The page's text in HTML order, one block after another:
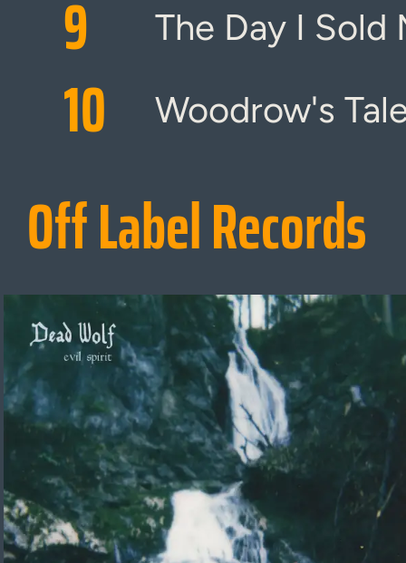
9 The Day I Sold
10 Woodrow's
Off Label Records